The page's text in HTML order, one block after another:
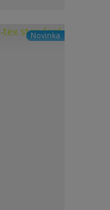
Novinka